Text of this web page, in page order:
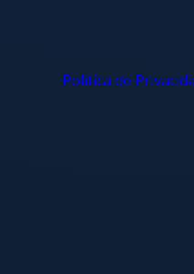
Política de